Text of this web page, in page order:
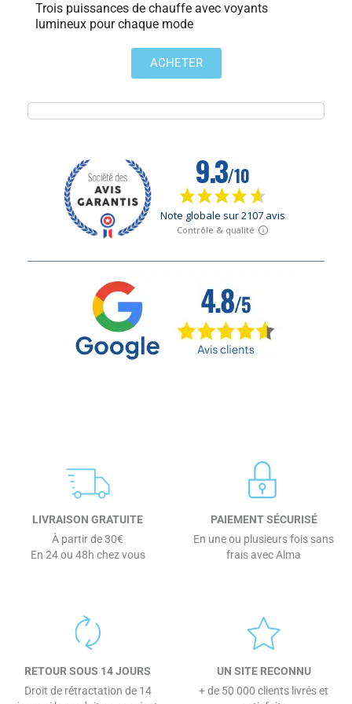
Trois puissances de chauffe avec voyants
lumineux pour chaque mode
ACHETER
LIVRAISON GRATUITE
À partir de 30€
En 24 ou 48h chez vous
PAIEMENT SÉCURISÉ
En une ou plusieurs fois sans
frais avec Alma
RETOUR SOUS 14 JOURS
Droit de rétractation de 14
UN SITE RECONNU
+ de 50 000 clients livrés et